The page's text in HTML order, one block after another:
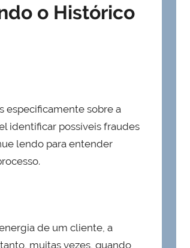
o Histórico
especificamente sobre a
identificar possíveis fraudes
lendo para entender
de um cliente, a
muitas vezes, quando